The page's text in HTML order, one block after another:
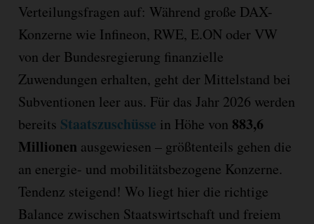
Verteilungsfragen auf: Während große DAX-
Konzerne wie Infineon, RWE, E.ON oder VW
von der Bundesregierung finanzielle
Zuwendungen erhalten, geht der Mittelstand bei
Subventionen leer aus. Für das Jahr 2026 werden
bereits Staatszuschüsse in Höhe von 883,6
Millionen ausgewiesen – größtenteils gehen die
an energie- und mobilitätsbezogene Konzerne.
Tendenz steigend! Wo liegt hier die richtige
Balance zwischen Staatswirtschaft und freiem